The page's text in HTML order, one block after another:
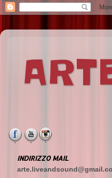
INDIRIZZO MAIL